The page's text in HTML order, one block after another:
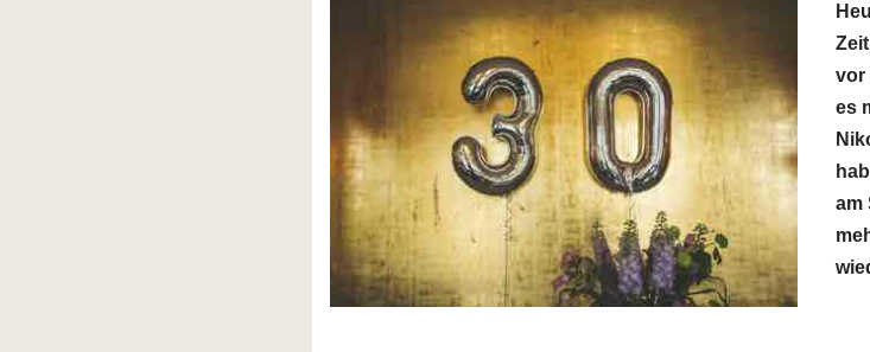
vor
es
am